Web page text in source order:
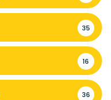
35
16
36